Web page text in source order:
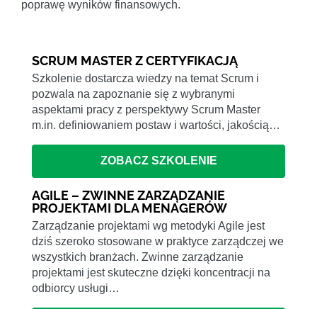
poprawę wyników finansowych.
SCRUM MASTER Z CERTYFIKACJĄ
Szkolenie dostarcza wiedzy na temat Scrum i
pozwala na zapoznanie się z wybranymi
aspektami pracy z perspektywy Scrum Master
m.in. definiowaniem postaw i wartości, jakością…
ZOBACZ SZKOLENIE
AGILE – ZWINNE ZARZĄDZANIE
PROJEKTAMI DLA MENAGERÓW
Zarządzanie projektami wg metodyki Agile jest
dziś szeroko stosowane w praktyce zarządczej we
wszystkich branżach. Zwinne zarządzanie
projektami jest skuteczne dzięki koncentracji na
odbiorcy usługi…